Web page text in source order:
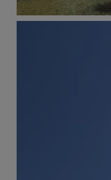
Ilmanvaihto